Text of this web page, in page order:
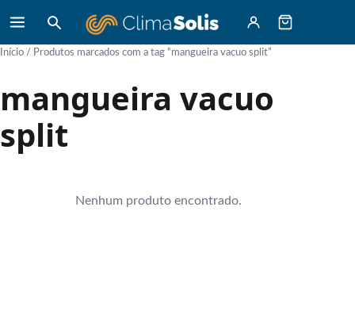
Início / Produtos marcados com a tag “mangueira vacuo split”
mangueira vacuo
split
Nenhum produto encontrado.